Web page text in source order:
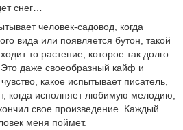
снег…
человек-садовод, когда
вида или появляется бутон, такой
то растение, которое так долго
даже своеобразный кайф и
какое испытывает писатель,
когда исполняет любимую мелодию,
свое произведение. Каждый
меня поймет.